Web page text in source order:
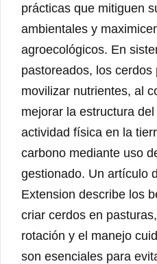
prácticas que mitiguen
ambientales y
agroecológicos. En
pastoreados, los
movilizar nutrientes, al
mejorar la estructura
actividad física en la
carbono mediante uso
gestionado. Un artículo
Extension describe los
criar cerdos en
rotación y el manejo
son esenciales para